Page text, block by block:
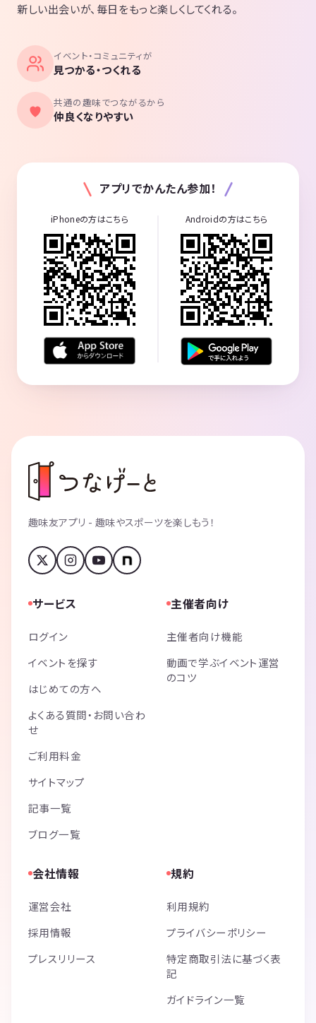
新しい出会いが、毎日をもっと楽しくしてくれる。
イベント・コミュニティが
見つかる・つくれる
共通の趣味でつながるから
仲良くなりやすい
アプリでかんたん参加！
iPhoneの方はこちら Androidの方はこちら
趣味友アプリ - 趣味やスポーツを楽しもう！
サービス
ログイン
イベントを探す
はじめての方へ
よくある質問・お問い合わ
せ
ご利用料金
サイトマップ
記事一覧
ブログ一覧
主催者向け
主催者向け機能
動画で学ぶイベント運営
のコツ
会社情報
運営会社
採用情報
プレスリリース
規約
利用規約
プライバシーポリシー
特定商取引法に基づく表
記
ガイドライン一覧